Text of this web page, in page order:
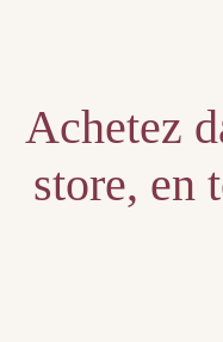
Achetez
store, en